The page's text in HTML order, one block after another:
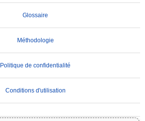
Glossaire
Méthodologie
Politique de confidentialité
Conditions d'utilisation